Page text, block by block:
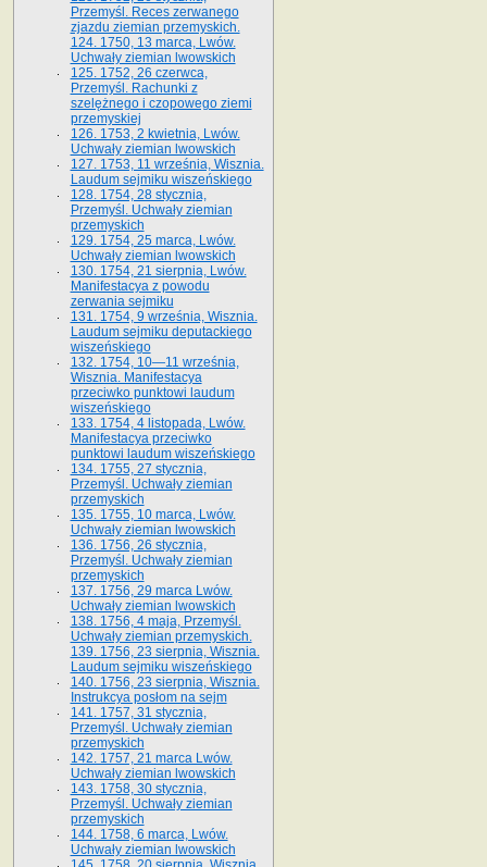
Przemyśl. Reces zerwanego
zjazdu ziemian przemyskich.
124. 1750, 13 marca, Lwów.
Uchwały ziemian lwowskich
125. 1752, 26 czerwca,
Przemyśl. Rachunki z
szelężnego i czopowego ziemi
przemyskiej
126. 1753, 2 kwietnia, Lwów.
Uchwały ziemian lwowskich
127. 1753, 11 września, Wisznia.
Laudum sejmiku wiszeńskiego
128. 1754, 28 stycznia,
Przemyśl. Uchwały ziemian
przemyskich
129. 1754, 25 marca, Lwów.
Uchwały ziemian lwowskich
130. 1754, 21 sierpnia, Lwów.
Manifestacya z powodu
zerwania sejmiku
131. 1754, 9 września, Wisznia.
Laudum sejmiku deputackiego
wiszeńskiego
132. 1754, 10—11 września,
Wisznia. Manifestacya
przeciwko punktowi laudum
wiszeńskiego
133. 1754, 4 listopada, Lwów.
Manifestacya przeciwko
punktowi laudum wiszeńskiego
134. 1755, 27 stycznia,
Przemyśl. Uchwały ziemian
przemyskich
135. 1755, 10 marca, Lwów.
Uchwały ziemian lwowskich
136. 1756, 26 stycznia,
Przemyśl. Uchwały ziemian
przemyskich
137. 1756, 29 marca Lwów.
Uchwały ziemian lwowskich
138. 1756, 4 maja, Przemyśl.
Uchwały ziemian przemyskich.
139. 1756, 23 sierpnia, Wisznia.
Laudum sejmiku wiszeńskiego
140. 1756, 23 sierpnia, Wisznia.
Instrukcya posłom na sejm
141. 1757, 31 stycznia,
Przemyśl. Uchwały ziemian
przemyskich
142. 1757, 21 marca Lwów.
Uchwały ziemian lwowskich
143. 1758, 30 stycznia,
Przemyśl. Uchwały ziemian
przemyskich
144. 1758, 6 marca, Lwów.
Uchwały ziemian lwowskich